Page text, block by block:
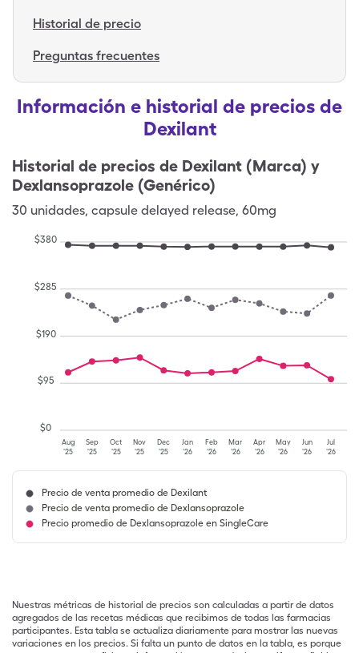
Historial de precio
Preguntas frecuentes
Información e historial de precios de
Dexilant
Historial de precios de Dexilant (Marca) y
Dexlansoprazole (Genérico)
30 unidades, capsule delayed release, 60mg
Aug
'25
Sep
'25
Oct
'25
Nov
'25
Dec
'25
Jan
'26
Feb
'26
Mar
'26
Apr
'26
May
'26
Jun
'26
Jul
'26
$0
$95
$190
$285
$380
Precio de venta promedio de Dexilant
Precio de venta promedio de Dexlansoprazole
Precio promedio de Dexlansoprazole en SingleCare
Nuestras métricas de historial de precios son calculadas a partir de datos
agregados de las recetas médicas que recibimos de todas las farmacias
participantes. Esta tabla se actualiza diariamente para mostrar las nuevas
variaciones en los precios. Si falta un punto de datos en la tabla, es porque